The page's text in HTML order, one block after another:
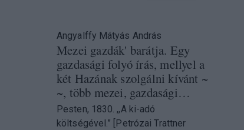
Angyalffy Mátyás András
Mezei gazdák' barátja. Egy
gazdasági folyó írás, mellyel a
két Hazának szolgálni kívánt ~
~, több mezei, gazdasági…
Pesten, 1830. ,,A ki-adó
költségével.” [Petrózai Trattner